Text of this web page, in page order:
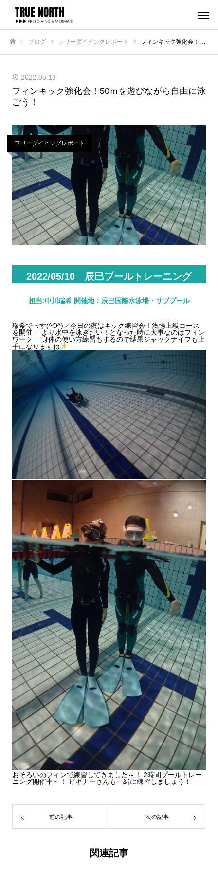
ブログ フリーダイビングレポート フィンキック強化会！50ｍを遊びながら自由に泳ごう！
2022.05.13
フィンキック強化会！50ｍを遊びながら自由に泳
ごう！
フリーダイビングレポート
2022/05/10 辰巳プールトレーニング
担当:中川瑞希 開催地：辰巳国際水泳場・サブプール
瑞希でっす(^O^)／今日の夜はキック練習会！ 浅場上級コース
を開催！ より水中を泳ぎたい！となった時に大事なのはフィン
ワーク！ 身体の使い方練習もするので結果ジャックナイフも上
手になりますね
おそろいのフィンで練習してきました～！ 2時間プールトレー
ニング開催中～！ ビギナーさんも一緒に練習しましょう！
前の記事 次の記事
関連記事